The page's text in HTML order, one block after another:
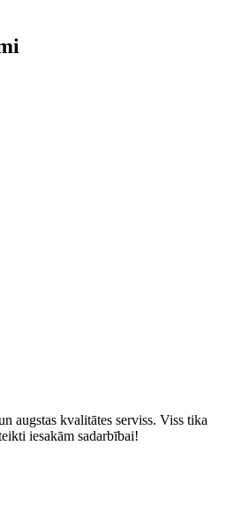
augstas kvalitātes serviss. Viss tika
iesakām sadarbībai!